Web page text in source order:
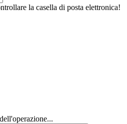
la casella di posta elettronica!